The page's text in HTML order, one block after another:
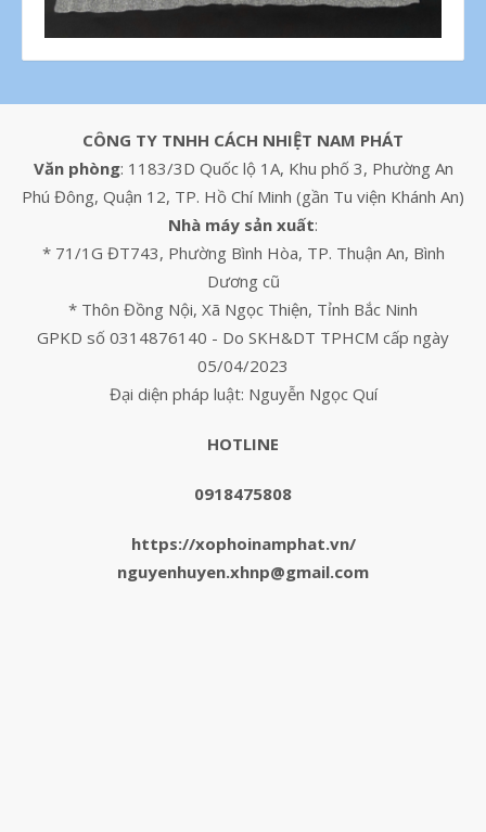
CÔNG TY TNHH CÁCH NHIỆT NAM PHÁT
Văn phòng: 1183/3D Quốc lộ 1A, Khu phố 3, Phường An
Phú Đông, Quận 12, TP. Hồ Chí Minh (gần Tu viện Khánh An)
Nhà máy sản xuất:
* 71/1G ĐT743, Phường Bình Hòa, TP. Thuận An, Bình
Dương cũ
* Thôn Đồng Nội, Xã Ngọc Thiện, Tỉnh Bắc Ninh
GPKD số 0314876140 - Do SKH&DT TPHCM cấp ngày
05/04/2023
Đại diện pháp luật: Nguyễn Ngọc Quí
HOTLINE
0918475808
https://xophoinamphat.vn/
nguyenhuyen.xhnp@gmail.com